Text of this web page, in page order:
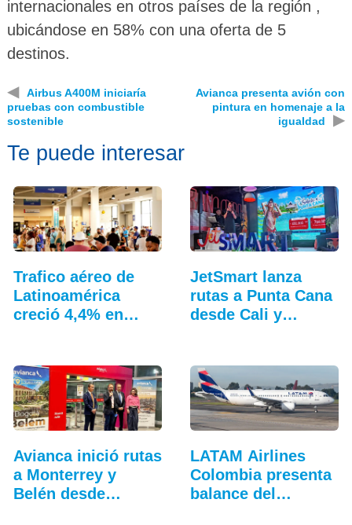
internacionales en otros países de la región ,
ubicándose en 58% con una oferta de 5
destinos.
◀
Airbus A400M iniciaría
pruebas con combustible
sostenible
Avianca presenta avión con
pintura en homenaje a la
igualdad
▶
Te puede interesar
Trafico aéreo de
Latinoamérica
creció 4,4% en
JetSmart lanza
rutas a Punta Cana
desde Cali y
Avianca inició rutas
a Monterrey y
Belén desde
LATAM Airlines
Colombia presenta
balance del